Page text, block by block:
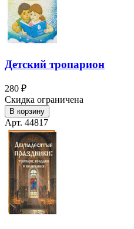
Детский тропарион
280 ₽
Скидка ограничена
В корзину
Арт. 44817